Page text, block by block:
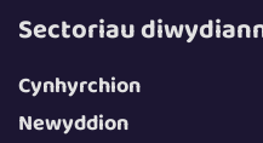
Sectoriau
Cynhyrchion
Newyddion